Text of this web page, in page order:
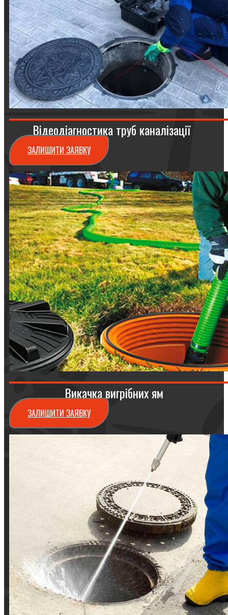
Відеодіагностика труб каналізації
ЗАЛИШИТИ ЗАЯВКУ
Викачка вигрібних ям
ЗАЛИШИТИ ЗАЯВКУ